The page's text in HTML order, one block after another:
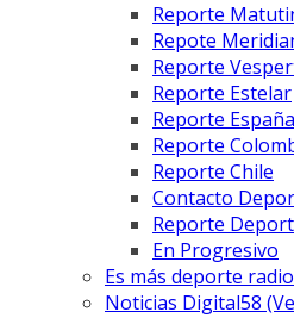
Reporte
Repote
Reporte
Reporte Estelar
Reporte España
Reporte
Reporte Chile
Contacto
Reporte
En Progresivo
Es más deporte
Noticias Digital58